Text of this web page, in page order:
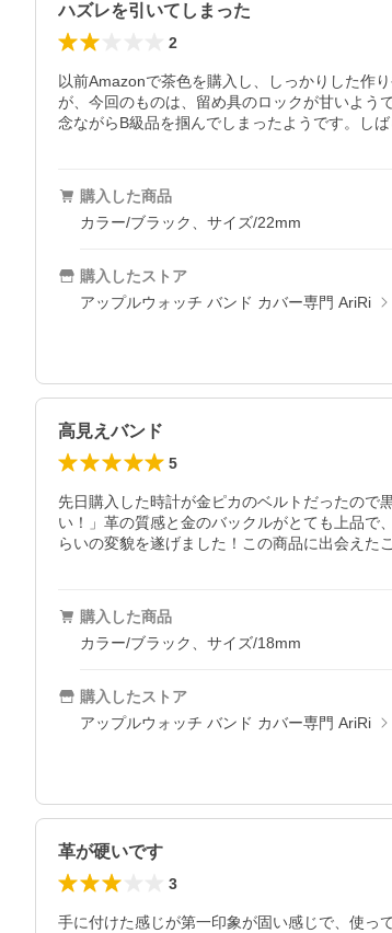
ハズレを引いてしまった
2
以前Amazonで茶色を購入し、しっかりした作
が、今回のものは、留め具のロックが甘いよう
念ながらB級品を掴んでしまったようです。し
購入した商品
カラー/ブラック、サイズ/22mm
購入したストア
アップルウォッチ バンド カバー専門 AriRi
高見えバンド
5
先日購入した時計が金ピカのベルトだったので
い！」革の質感と金のバックルがとても上品で
らいの変貌を遂げました！この商品に出会えた
購入した商品
カラー/ブラック、サイズ/18mm
購入したストア
アップルウォッチ バンド カバー専門 AriRi
革が硬いです
3
手に付けた感じが第一印象が固い感じで、使っ